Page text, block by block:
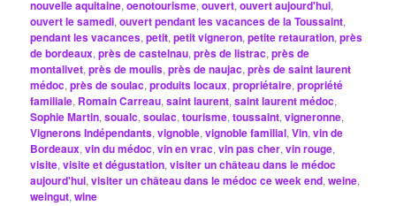
nouvelle aquitaine,oenotourisme,ouvert,ouvert aujourd'hui,
ouvert le samedi,ouvert pendant les vacances de la Toussaint,
pendant les vacances,petit,petit vigneron,petite retauration,près
de bordeaux,près de castelnau,près de listrac,près de
montalivet,près de moulis,près de naujac,près de saint laurent
médoc,près de soulac,produits locaux,propriétaire,propriété
familiale, Romain Carreau,saint laurent,saint laurent médoc,
Sophie Martin,soualc,soulac,tourisme,toussaint,vigneronne,
Vignerons Indépendants,vignoble,vignoble familial,Vin,vin de
Bordeaux,vin du médoc,vin en vrac,vin pas cher,vin rouge,
visite,visite et dégustation,visiter un château dans le médoc
aujourd'hui,visiter un château dans le médoc ce week end,weine,
weingut,wine